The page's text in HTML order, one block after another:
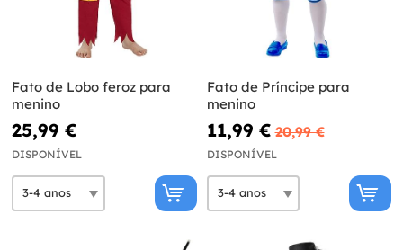
Fato de Lobo feroz para
menino
25,99 €
DISPONÍVEL
Fato de Príncipe para
menino
11,99 € 20,99 €
DISPONÍVEL